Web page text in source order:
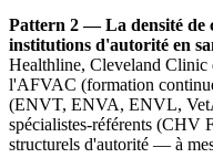
Pattern 2 — La densité de
institutions d'autorité en
Healthline, Cleveland Clinic
l'AFVAC (formation
(ENVT, ENVA, ENVL,
spécialistes-référents (CHV
structurels d'autorité — à